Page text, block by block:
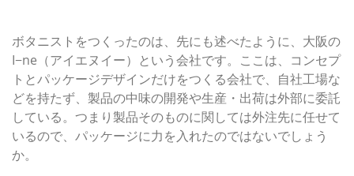
ボタニストをつくったのは、先にも述べたように、大阪の
I−ne（アイエヌイー）という会社です。ここは、コンセプ
トとパッケージデザインだけをつくる会社で、自社工場な
どを持たず、製品の中味の開発や生産・出荷は外部に委託
している。つまり製品そのものに関しては外注先に任せて
いるので、パッケージに力を入れたのではないでしょう
か。